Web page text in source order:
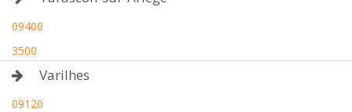
09400
3500
Varilhes
09120